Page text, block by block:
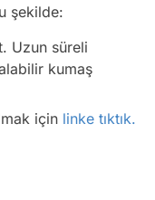
şekilde:
Uzun süreli
kumaş
için linke tıktık.